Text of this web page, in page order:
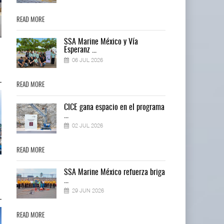
Miguel Ángel Bres encabezará
seguridad en CON ...
07 AGO 2026
Cárdenas incorpora ...
06 AGO 2026
Cárdenas incorpora ...
READ MORE
SSA Marine México y Vía
Esperanz ...
06 JUL 2026
READ MORE
CICE gana espacio en el programa
02 JUL 2026
READ MORE
SSA Marine México refuerza briga
...
29 JUN 2026
READ MORE